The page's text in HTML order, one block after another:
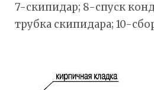
7-скипидар; 8-спуск
трубка скипидара; 10-